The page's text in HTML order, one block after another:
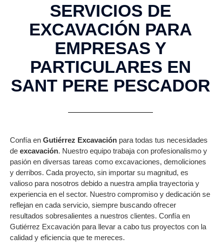
SERVICIOS DE
EXCAVACIÓN PARA
EMPRESAS Y
PARTICULARES EN
SANT PERE PESCADOR
Confía en Gutiérrez Excavación para todas tus necesidades
de excavación. Nuestro equipo trabaja con profesionalismo y
pasión en diversas tareas como excavaciones, demoliciones
y derribos. Cada proyecto, sin importar su magnitud, es
valioso para nosotros debido a nuestra amplia trayectoria y
experiencia en el sector. Nuestro compromiso y dedicación se
reflejan en cada servicio, siempre buscando ofrecer
resultados sobresalientes a nuestros clientes. Confía en
Gutiérrez Excavación para llevar a cabo tus proyectos con la
calidad y eficiencia que te mereces.